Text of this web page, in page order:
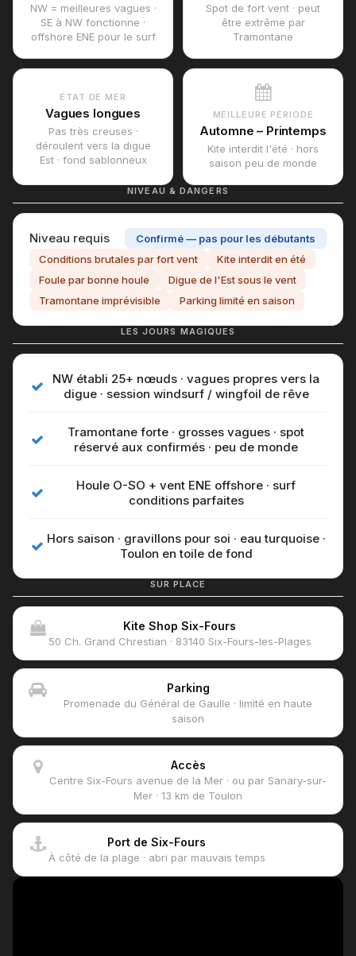
NW = meilleures vagues ·
SE à NW fonctionne ·
offshore ENE pour le surf
Spot de fort vent · peut
être extrême par
Tramontane
ÉTAT DE MER
Vagues longues
Pas très creuses ·
déroulent vers la digue
Est · fond sablonneux
MEILLEURE PÉRIODE
Automne – Printemps
Kite interdit l'été · hors
saison peu de monde
NIVEAU & DANGERS
Niveau requis
Confirmé — pas pour les débutants
Conditions brutales par fort vent
Kite interdit en été
Foule par bonne houle
Digue de l'Est sous le vent
Tramontane imprévisible
Parking limité en saison
LES JOURS MAGIQUES
NW établi 25+ nœuds · vagues propres vers la
digue · session windsurf / wingfoil de rêve
Tramontane forte · grosses vagues · spot
réservé aux confirmés · peu de monde
Houle O-SO + vent ENE offshore · surf
conditions parfaites
Hors saison · gravillons pour soi · eau turquoise ·
Toulon en toile de fond
SUR PLACE
Kite Shop Six-Fours
50 Ch. Grand Chrestian · 83140 Six-Fours-les-Plages
Parking
Promenade du Général de Gaulle · limité en haute
saison
Accès
Centre Six-Fours avenue de la Mer · ou par Sanary-sur-
Mer · 13 km de Toulon
Port de Six-Fours
À côté de la plage · abri par mauvais temps